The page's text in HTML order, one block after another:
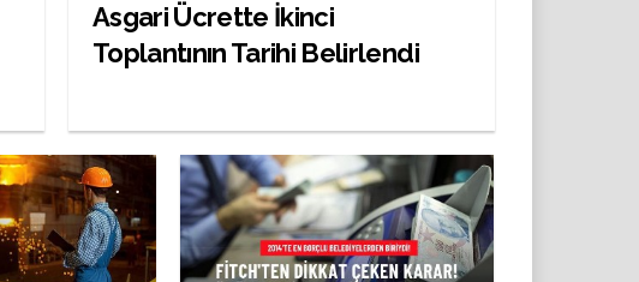
Asgari Ücrette İkinci
Toplantının Tarihi Belirlendi